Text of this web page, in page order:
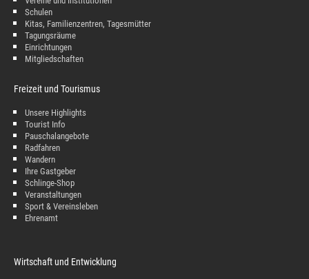
Schulen
Kitas, Familienzentren, Tagesmütter
Tagungsräume
Einrichtungen
Mitgliedschaften
Freizeit und Tourismus
Unsere Highlights
Tourist Info
Pauschalangebote
Radfahren
Wandern
Ihre Gastgeber
Schlinge-Shop
Veranstaltungen
Sport & Vereinsleben
Ehrenamt
Wirtschaft und Entwicklung